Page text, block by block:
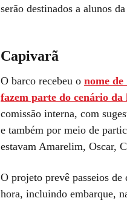
serão destinados a alunos
Capivarã
O barco recebeu o nome
fazem parte do cenário da
comissão interna, com
e também por meio de
estavam Amarelim, Oscar,
O projeto prevê passeios
hora, incluindo embarque,